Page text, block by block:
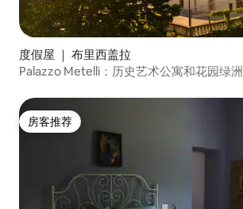
度假屋 ｜ 布里西盖拉
Palazzo Metelli：历史艺术公寓和花园绿洲
房客推荐
房客推荐